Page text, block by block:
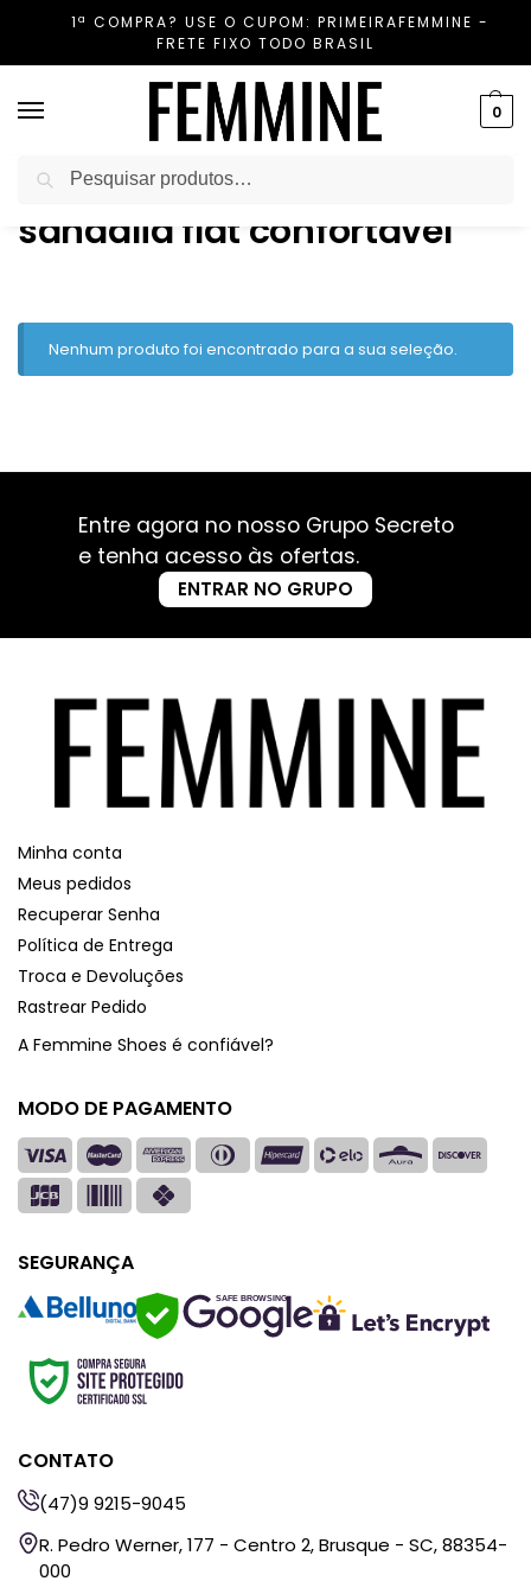
1ª COMPRA? USE O CUPOM: PRIMEIRAFEMMINE -
FRETE FIXO TODO BRASIL
0
Início / Produtos marcados com a tag “sandália flat confortável”
sandália flat confortável
Nenhum produto foi encontrado para a sua seleção.
Entre agora no nosso Grupo Secreto
e tenha acesso às ofertas.
ENTRAR NO GRUPO
Minha conta
Meus pedidos
Recuperar Senha
Política de Entrega
Troca e Devoluções
Rastrear Pedido
A Femmine Shoes é confiável?
MODO DE PAGAMENTO
SEGURANÇA
SAFE BROWSING
CONTATO
(47)9 9215-9045
R. Pedro Werner, 177 - Centro 2, Brusque - SC, 88354-
000